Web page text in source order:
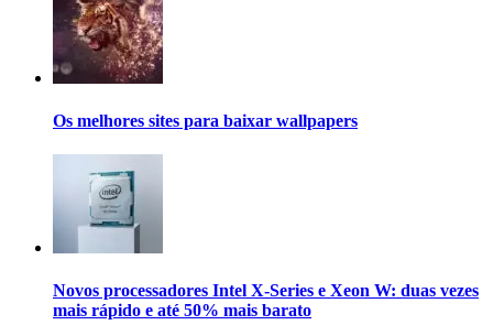
Os melhores sites para baixar wallpapers
Novos processadores Intel X-Series e Xeon W: duas vezes
mais rápido e até 50% mais barato